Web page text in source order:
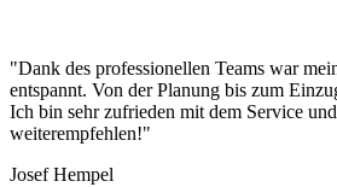
"Dank des professionellen Teams war
entspannt. Von der Planung bis zum
Ich bin sehr zufrieden mit dem Service
weiterempfehlen!"
Josef Hempel